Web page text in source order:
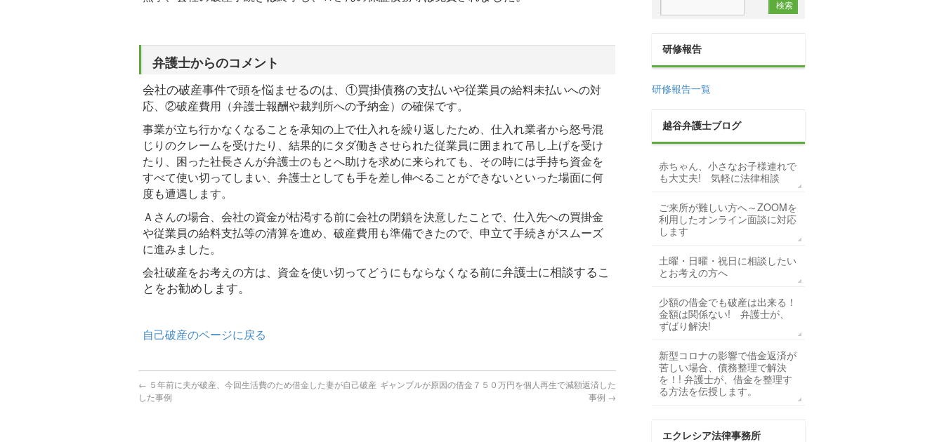
弁護士からのコメント
会社の破産事件で頭を悩ませるのは、①買掛債務の支払いや従業員の給料未払いへの対
応、②破産費用（弁護士報酬や裁判所への予納金）の確保です。
事業が立ち行かなくなることを承知の上で仕入れを繰り返したため、仕入れ業者から怒号混
じりのクレームを受けたり、結果的にタダ働きさせられた従業員に囲まれて吊し上げを受け
たり、困った社長さんが弁護士のもとへ助けを求めに来られても、その時には手持ち資金を
すべて使い切ってしまい、弁護士としても手を差し伸べることができないといった場面に何
度も遭遇します。
Ａさんの場合、会社の資金が枯渇する前に会社の閉鎖を決意したことで、仕入先への買掛金
や従業員の給料支払等の清算を進め、破産費用も準備できたので、申立て手続きがスムーズ
に進みました。
会社破産をお考えの方は、資金を使い切ってどうにもならなくなる前に弁護士に相談するこ
とをお勧めします。
自己破産のページに戻る
← ５年前に夫が破産、今回生活費のため借金した妻が自己破産
した事例
ギャンブルが原因の借金７５０万円を個人再生で減額返済した
事例 →
研修報告
研修報告一覧
越谷弁護士ブログ
赤ちゃん、小さなお子様連れで
も大丈夫! 気軽に法律相談
ご来所が難しい方へ～ZOOMを
利用したオンライン面談に対応
します
土曜・日曜・祝日に相談したい
とお考えの方へ
少額の借金でも破産は出来る！
金額は関係ない! 弁護士が、
ずばり解決!
新型コロナの影響で借金返済が
苦しい場合、債務整理で解決
を！! 弁護士が、借金を整理す
る方法を伝授します。
エクレシア法律事務所